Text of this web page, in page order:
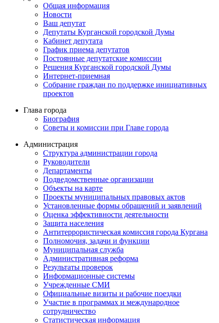
Общая информация
Новости
Ваш депутат
Депутаты Курганской городской Думы
Кабинет депутата
График приема депутатов
Постоянные депутатские комиссии
Решения Курганской городской Думы
Интернет-приемная
Собрание граждан по поддержке инициативных
проектов
Глава города
Биография
Советы и комиссии при Главе города
Администрация
Структура администрации города
Руководители
Департаменты
Подведомственные организации
Объекты на карте
Проекты муниципальных правовых актов
Установленные формы обращений и заявлений
Оценка эффективности деятельности
Защита населения
Антитеррористическая комиссия города Кургана
Полномочия, задачи и функции
Муниципальная служба
Административная реформа
Результаты проверок
Информационные системы
Учрежденные СМИ
Официальные визиты и рабочие поездки
Участие в программах и международное
сотрудничество
Статистическая информация